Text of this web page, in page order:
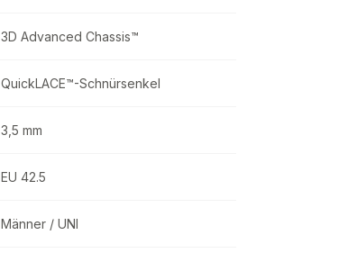
3D Advanced Chassis™
QuickLACE™-Schnürsenkel
3,5 mm
EU 42.5
Männer / UNI